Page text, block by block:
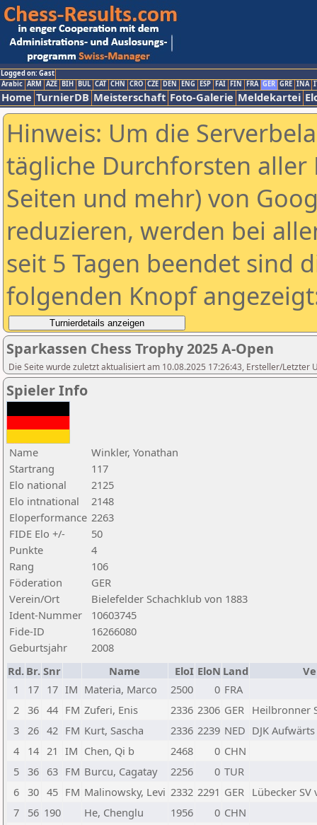
Logged on: Gast
Arabic ARM AZE BIH BUL CAT CHN CRO CZE DEN ENG ESP FAI FIN FRA GER GRE INA
Home TurnierDB Meisterschaft Foto-Galerie Meldekartei
Hinweis: Um die
tägliche Durchforsten aller
Seiten und mehr) von
reduzieren, werden bei
seit 5 Tagen beendet sind
folgenden Knopf
Sparkassen Chess Trophy 2025 A-Open
Die Seite wurde zuletzt aktualisiert am 10.08.2025 17:26:43, Ersteller/Letzter
Spieler Info
Name
Winkler, Yonathan
Startrang
117
Elo national
2125
Elo intnational
2148
Eloperformance 2263
FIDE Elo +/-
50
Punkte
4
Rang
106
Föderation
GER
Verein/Ort
Bielefelder Schachklub von 1883
Ident-Nummer
10603745
Fide-ID
16266080
Geburtsjahr
2008
Rd. Br. Snr Name EloI EloN Land
1
17 17 IM Materia, Marco 2500 0 FRA
2
36 44 FM Zuferi, Enis 2336 2306 GER Heilbronner
3
26 42 FM Kurt, Sascha 2336 2239 NED DJK
4
14 21 IM Chen, Qi b 2468 0 CHN
5
36 63 FM Burcu, Cagatay 2256 0 TUR
6
30 45 FM Malinowsky, Levi 2332 2291 GER Lübecker SV
7
56 190 He, Chenglu 1956 0 CHN